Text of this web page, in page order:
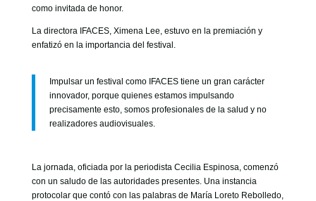
como invitada de honor.
La directora IFACES, Ximena Lee, estuvo en la premiación y
enfatizó en la importancia del festival.
Impulsar un festival como IFACES tiene un gran carácter
innovador, porque quienes estamos impulsando
precisamente esto, somos profesionales de la salud y no
realizadores audiovisuales.
La jornada, oficiada por la periodista Cecilia Espinosa, comenzó
con un saludo de las autoridades presentes. Una instancia
protocolar que contó con las palabras de María Loreto Rebolledo,